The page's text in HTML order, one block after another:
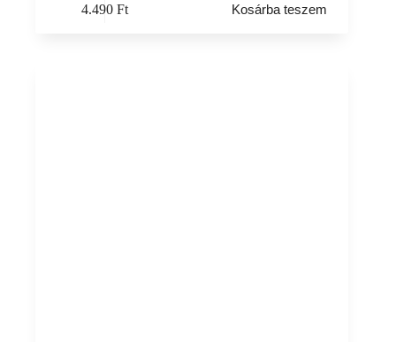
4.490Ft Kosárba teszem